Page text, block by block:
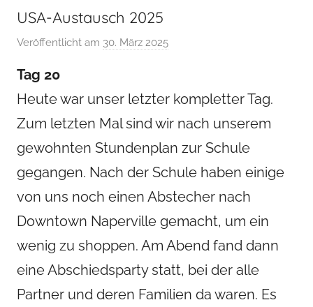
Quakenbrück
USA-Austausch 2025
Veröffentlicht am 30. März 2025
T
m
a
G
r
u
s
s
Tag 20
Heute war unser letzter kompletter Tag.
Zum letzten Mal sind wir nach unserem
gewohnten Stundenplan zur Schule
gegangen. Nach der Schule haben einige
von uns noch einen Abstecher nach
Downtown Naperville gemacht, um ein
wenig zu shoppen. Am Abend fand dann
eine Abschiedsparty statt, bei der alle
Partner und deren Familien da waren. Es